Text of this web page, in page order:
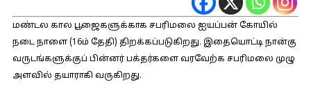
மண்டல கால பூஜைகளுக்காக சபரிமலை ஐயப்பன் கோயில்
நடை நாளை (16ம் தேதி) திறக்கப்படுகிறது. இதையொட்டி நான்கு
வருடங்களுக்குப் பின்னர் பக்தர்களை வரவேற்க சபரிமலை முழு
அளவில் தயாராகி வருகிறது.